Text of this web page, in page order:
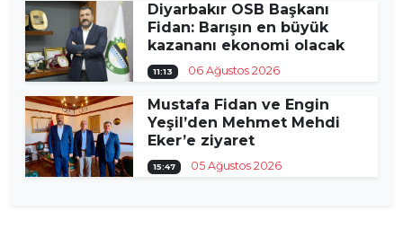
Diyarbakır OSB Başkanı
Fidan: Barışın en büyük
kazananı ekonomi olacak
11:13 06 Ağustos 2026
Mustafa Fidan ve Engin
Yeşil’den Mehmet Mehdi
Eker’e ziyaret
15:47 05 Ağustos 2026